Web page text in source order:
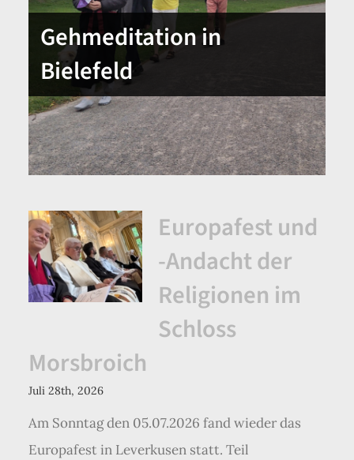
Gehmeditation in
Bielefeld
Europafest und
-Andacht der
Religionen im
Schloss
Morsbroich
Juli 28th, 2026
Am Sonntag den 05.07.2026 fand wieder das
Europafest in Leverkusen statt. Teil